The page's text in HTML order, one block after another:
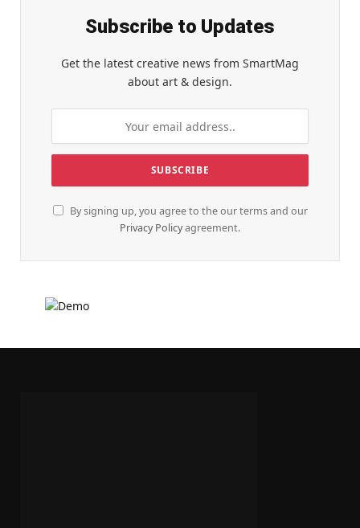
Subscribe to Updates
Get the latest creative news from SmartMag
about art & design.
By signing up, you agree to the our terms and our
Privacy Policyagreement.